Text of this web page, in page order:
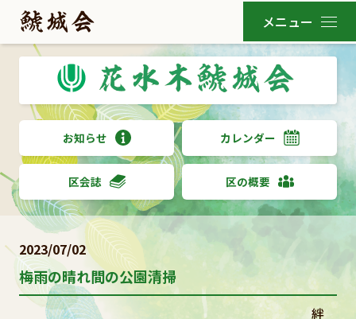
お知らせ カレンダー
区会誌 区の概要
2023/07/02
梅雨の晴れ間の公園清掃
絆